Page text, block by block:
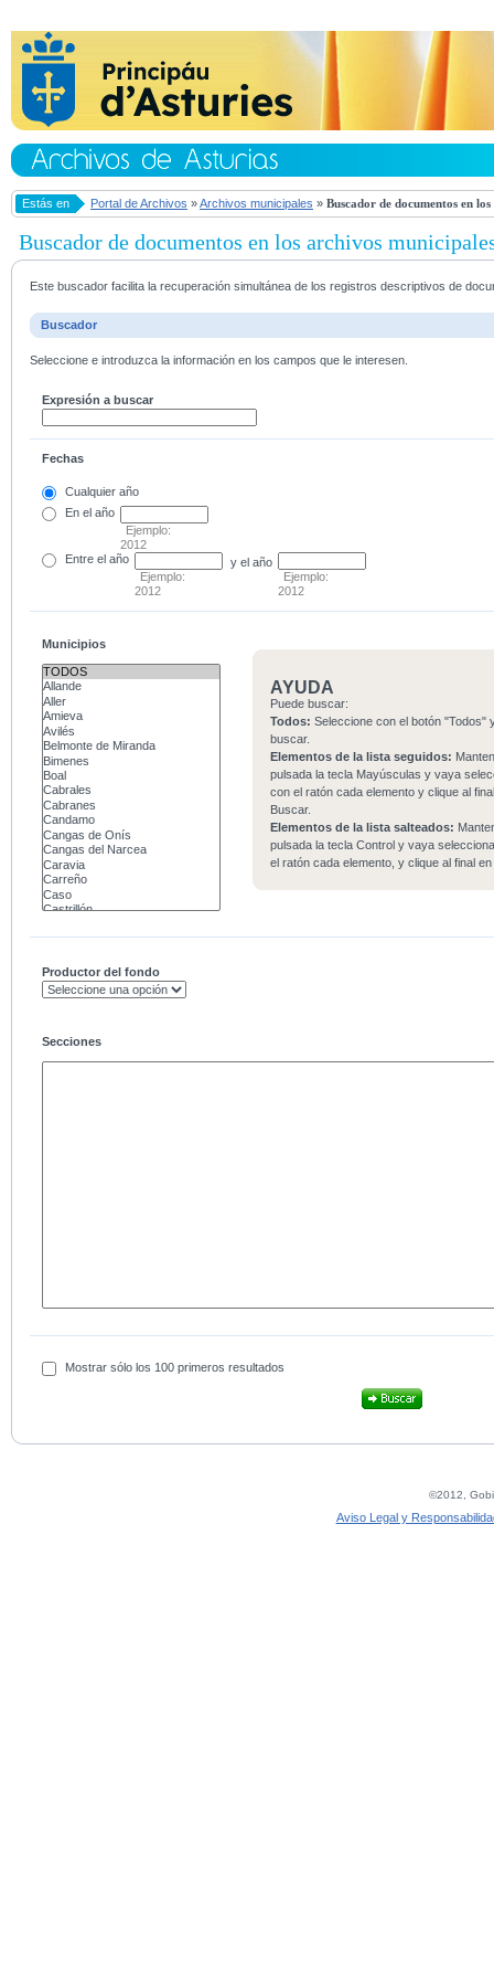
Estás en Portal de Archivos »Archivos municipales » Buscador de documentos en
Buscador de documentos en los archivos
Este buscador facilita la recuperación simultánea de los registros descriptivos de
Buscador
Seleccione e introduzca la información en los campos que le interesen.
Expresión a buscar
Fechas
Cualquier año
En el año
Ejemplo:
2012
Entre el año
Ejemplo:
2012
y el año
Ejemplo:
2012
Municipios
AYUDA
Puede buscar:
Todos: Seleccione con el botón "Todos"
buscar.
Elementos de la lista seguidos:
pulsada la tecla Mayúsculas y vaya
con el ratón cada elemento y clique al
Buscar.
Elementos de la lista salteados:
pulsada la tecla Control y vaya
el ratón cada elemento, y clique al final
Productor del fondo
Secciones
Mostrar sólo los 100 primeros resultados
©2012,
Aviso Legal y